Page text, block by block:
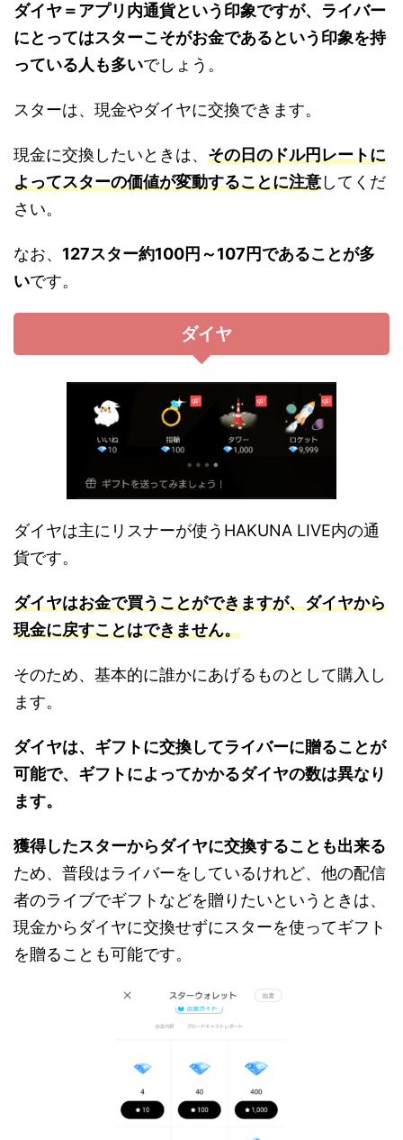
ダイヤ＝アプリ内通貨という印象ですが、ライバー
にとってはスターこそがお金であるという印象を持
っている人も多いでしょう。
スターは、現金やダイヤに交換できます。
現金に交換したいときは、 その日のドル円レートに
よってスターの価値が変動することに注意してくだ
さい。
なお、 127スター約100円～107円であることが多
いです。
ダイヤ
ダイヤは主にリスナーが使うHAKUNA LIVE内の通
貨です。
ダイヤはお金で買うことができますが、ダイヤから
現金に戻すことはできません。
そのため、基本的に誰かにあげるものとして購入し
ます。
ダイヤは、ギフトに交換してライバーに贈ることが
可能で、ギフトによってかかるダイヤの数は異なり
ます。
獲得したスターからダイヤに交換することも出来る
ため、普段はライバーをしているけれど、他の配信
者のライブでギフトなどを贈りたいというときは、
現金からダイヤに交換せずにスターを使ってギフト
を贈ることも可能です。